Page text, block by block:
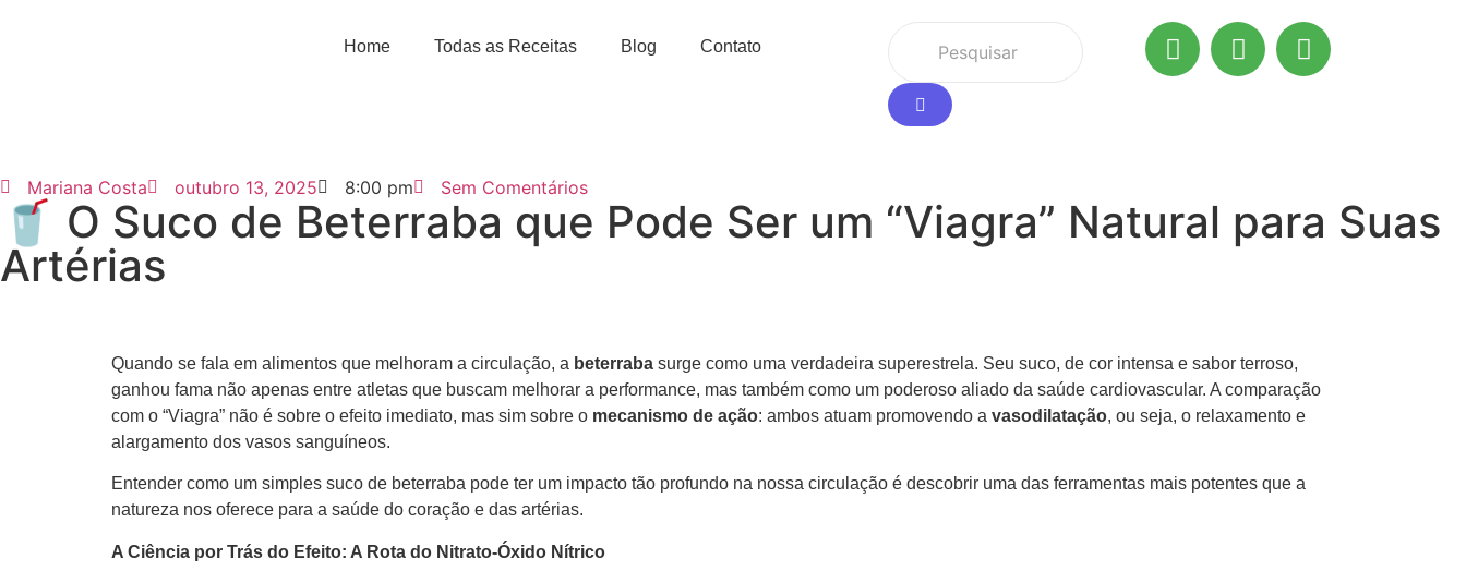
Home Todas as Receitas Blog Contato
Mariana Costa outubro 13, 2025 8:00 pm Sem Comentários
🥤 O Suco de Beterraba que Pode Ser um “Viagra” Natural para Suas
Artérias
Quando se fala em alimentos que melhoram a circulação, a beterraba surge como uma verdadeira superestrela. Seu suco, de cor intensa e sabor terroso,
ganhou fama não apenas entre atletas que buscam melhorar a performance, mas também como um poderoso aliado da saúde cardiovascular. A comparação
com o “Viagra” não é sobre o efeito imediato, mas sim sobre o mecanismo de ação: ambos atuam promovendo a vasodilatação, ou seja, o relaxamento e
alargamento dos vasos sanguíneos.
Entender como um simples suco de beterraba pode ter um impacto tão profundo na nossa circulação é descobrir uma das ferramentas mais potentes que a
natureza nos oferece para a saúde do coração e das artérias.
A Ciência por Trás do Efeito: A Rota do Nitrato-Óxido Nítrico